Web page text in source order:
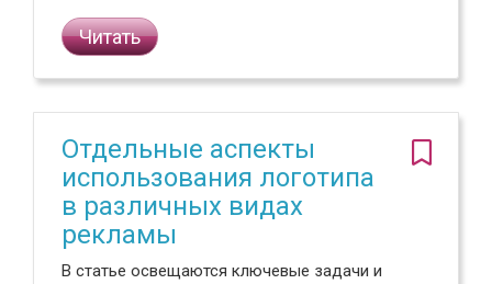
Читать
Отдельные аспекты
использования логотипа
в различных видах
рекламы
В статье освещаются ключевые задачи и